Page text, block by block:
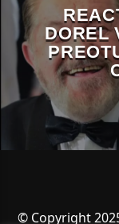
DOREL
© Copyright